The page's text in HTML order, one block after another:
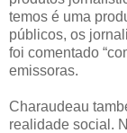
temos é uma
públicos, os
foi comentado
emissoras.
Charaudeau
realidade social.